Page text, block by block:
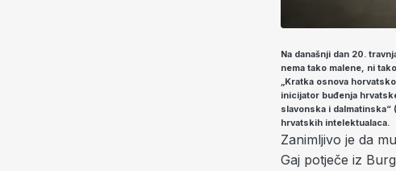
Na današnji dan 20.
nema tako malene, ni
„Kratka osnova
inicijator buđenja
slavonska i
hrvatskih intelektualaca.
Zanimljivo je da
Gaj potječe iz